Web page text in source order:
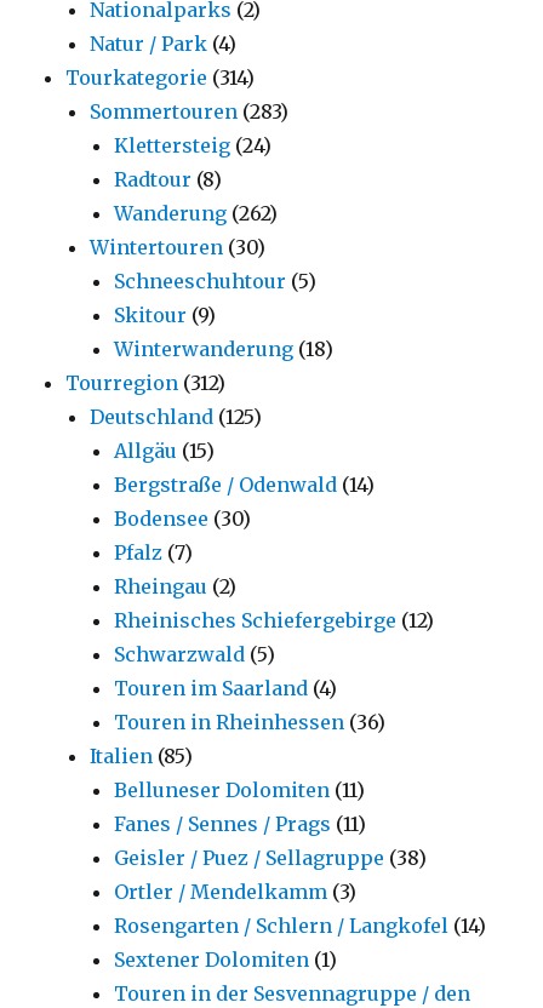
Nationalparks (2)
Natur / Park (4)
Tourkategorie (314)
Sommertouren (283)
Klettersteig (24)
Radtour (8)
Wanderung (262)
Wintertouren (30)
Schneeschuhtour (5)
Skitour (9)
Winterwanderung (18)
Tourregion (312)
Deutschland (125)
Allgäu (15)
Bergstraße / Odenwald (14)
Bodensee (30)
Pfalz (7)
Rheingau (2)
Rheinisches Schiefergebirge (12)
Schwarzwald (5)
Touren im Saarland (4)
Touren in Rheinhessen (36)
Italien (85)
Belluneser Dolomiten (11)
Fanes / Sennes / Prags (11)
Geisler / Puez / Sellagruppe (38)
Ortler / Mendelkamm (3)
Rosengarten / Schlern / Langkofel (14)
Sextener Dolomiten (1)
Touren in der Sesvennagruppe / den